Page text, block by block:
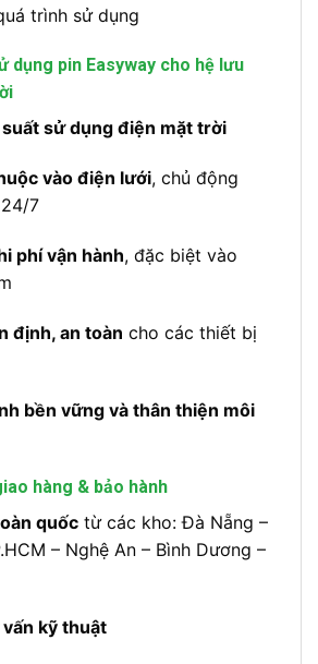
trình sử dụng
dụng pin Easyway cho hệ lưu
sử dụng điện mặt trời
vào điện lưới, chủ động
7
phí vận hành, đặc biệt vào
định, an toàn cho các thiết bị
bền vững và thân thiện môi
hàng & bảo hành
quốctừ các kho: Đà Nẵng –
– Nghệ An – Bình Dương –
kỹ thuật